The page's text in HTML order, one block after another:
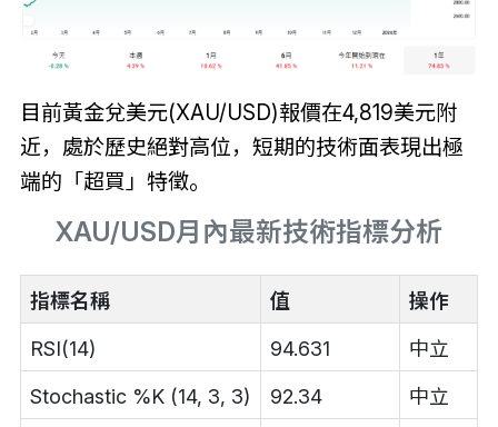
目前黃金兌美元(XAU/USD)報價在4,819美元附
近，處於歷史絕對高位，短期的技術面表現出極
端的「超買」特徵。
XAU/USD月內最新技術指標分析
指標名稱 值 操作
RSI(14) 94.631 中立
Stochastic %K (14, 3, 3) 92.34 中立